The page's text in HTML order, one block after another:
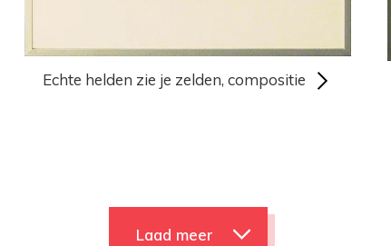
Echte helden zie je zelden, compositie
Laad meer